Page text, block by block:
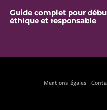
Guide complet pour
éthique et responsable
Mentions légales-